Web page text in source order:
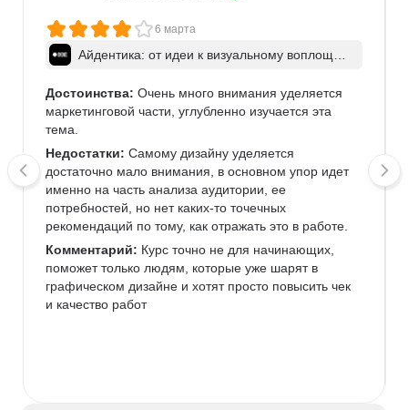
6 марта
Айдентика: от идеи к визуальному воплощен
Достоинства: Очень много внимания уделяется
маркетинговой части, углубленно изучается эта
тема.
Недостатки: Самому дизайну уделяется
достаточно мало внимания, в основном упор идет
именно на часть анализа аудитории, ее
потребностей, но нет каких-то точечных
рекомендаций по тому, как отражать это в работе.
Комментарий: Курс точно не для начинающих,
поможет только людям, которые уже шарят в
графическом дизайне и хотят просто повысить чек
и качество работ